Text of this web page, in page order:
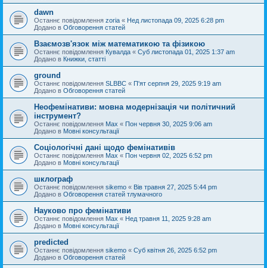
dawn
Останнє повідомлення zoria « Нед листопада 09, 2025 6:28 pm
Додано в Обговорення статей
Взаємозв'язок між математикою та фізикою
Останнє повідомлення Кувалда « Суб листопада 01, 2025 1:37 am
Додано в Книжки, статті
ground
Останнє повідомлення SLBBC « П'ят серпня 29, 2025 9:19 am
Додано в Обговорення статей
Неофемінативи: мовна модернізація чи політичний
інструмент?
Останнє повідомлення Max « Пон червня 30, 2025 9:06 am
Додано в Мовні консультації
Соціологічні дані щодо фемінативів
Останнє повідомлення Max « Пон червня 02, 2025 6:52 pm
Додано в Мовні консультації
шклограф
Останнє повідомлення sikemo « Вів травня 27, 2025 5:44 pm
Додано в Обговорення статей тлумачного
Науково про фемінативи
Останнє повідомлення Max « Нед травня 11, 2025 9:28 am
Додано в Мовні консультації
predicted
Останнє повідомлення sikemo « Суб квітня 26, 2025 6:52 pm
Додано в Обговорення статей